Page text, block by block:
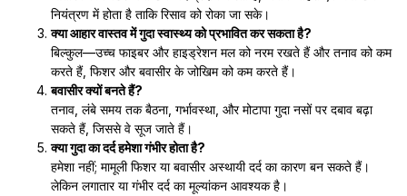
नियंत्रण में होता है ताकि रिसाव को रोका जा सके।
क्या आहार वास्तव में गुदा स्वास्थ्य को प्रभावित कर सकता है?
बिल्कुल—उच्च फाइबर और हाइड्रेशन मल को नरम रखते हैं और तनाव को कम
करते हैं, फिशर और बवासीर के जोखिम को कम करते हैं।
बवासीर क्यों बनते हैं?
तनाव, लंबे समय तक बैठना, गर्भावस्था, और मोटापा गुदा नसों पर दबाव बढ़ा
सकते हैं, जिससे वे सूज जाते हैं।
क्या गुदा का दर्द हमेशा गंभीर होता है?
हमेशा नहीं; मामूली फिशर या बवासीर अस्थायी दर्द का कारण बन सकते हैं।
लेकिन लगातार या गंभीर दर्द का मूल्यांकन आवश्यक है।